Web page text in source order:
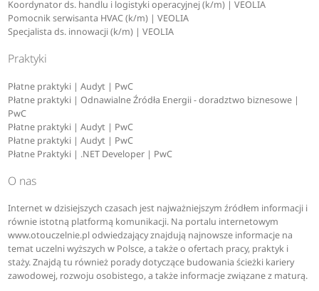
Koordynator ds. handlu i logistyki operacyjnej (k/m) | VEOLIA
Pomocnik serwisanta HVAC (k/m) | VEOLIA
Specjalista ds. innowacji (k/m) | VEOLIA
Praktyki
Płatne praktyki | Audyt | PwC
Płatne praktyki | Odnawialne Źródła Energii - doradztwo biznesowe |
PwC
Płatne praktyki | Audyt | PwC
Płatne praktyki | Audyt | PwC
Płatne Praktyki | .NET Developer | PwC
O nas
Internet w dzisiejszych czasach jest najważniejszym źródłem informacji i
równie istotną platformą komunikacji. Na portalu internetowym
www.otouczelnie.pl odwiedzający znajdują najnowsze informacje na
temat uczelni wyższych w Polsce, a także o ofertach pracy, praktyk i
staży. Znajdą tu również porady dotyczące budowania ścieżki kariery
zawodowej, rozwoju osobistego, a także informacje związane z maturą.